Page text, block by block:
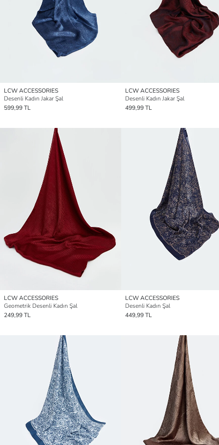
LCW ACCESSORIES
Desenli Kadın Jakar Şal
599,99 TL
LCW ACCESSORIES
Desenli Kadın Jakar Şal
499,99 TL
LCW ACCESSORIES
Geometrik Desenli Kadın Şal
249,99 TL
LCW ACCESSORIES
Desenli Kadın Şal
449,99 TL